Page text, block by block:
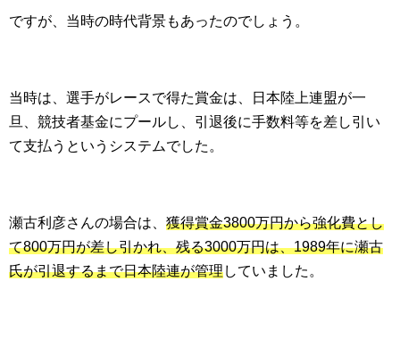
ですが、当時の時代背景もあったのでしょう。
当時は、選手がレースで得た賞金は、日本陸上連盟が一
旦、競技者基金にプールし、引退後に手数料等を差し引い
て支払うというシステムでした。
瀬古利彦さんの場合は、 獲得賞金3800万円から強化費とし
て800万円が差し引かれ、残る3000万円は、1989年に瀬古
氏が引退するまで日本陸連が管理していました。